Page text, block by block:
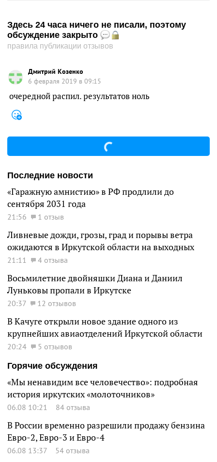
Здесь 24 часа ничего не писали, поэтому
обсуждение закрыто
правила публикации отзывов
Дмитрий Козенко
6 февраля 2019 в 09:15
очередной распил. результатов ноль
Последние новости
«Гаражную амнистию» в РФ продлили до
сентября 2031 года
21:56 1 отзыв
Ливневые дожди, грозы, град и порывы ветра
ожидаются в Иркутской области на выходных
21:11 4 отзыва
Восьмилетние двойняшки Диана и Даниил
Луньковы пропали в Иркутске
20:37 12 отзывов
В Качуге открыли новое здание одного из
крупнейших авиаотделений Иркутской области
20:24
5 отзывов
Горячие обсуждения
«Мы ненавидим все человечество»: подробная
история иркутских «молоточников»
06.08 10:21 84 отзыва
В России временно разрешили продажу бензина
Евро-2, Евро-3 и Евро-4
06.08 13:37 54 отзыва